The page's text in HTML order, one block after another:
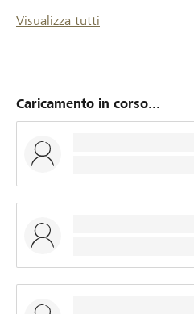
Visualizza tutti
Caricamento in corso...